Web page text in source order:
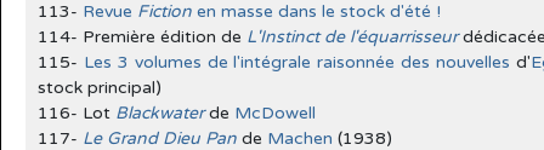
113- Revue Fiction en masse dans le stock d'été !
114- Première édition de L'Instinct de l'équarrisseur
115- Les 3 volumes de l'intégrale raisonnée des nouvelles d'
stock principal)
116- Lot Blackwaterde McDowell
117- Le Grand Dieu Pan de Machen (1938)